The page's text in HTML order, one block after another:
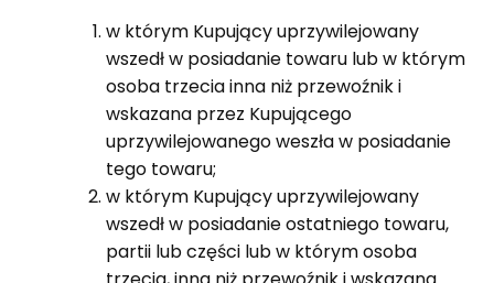
w którym Kupujący uprzywilejowany
wszedł w posiadanie towaru lub w którym
osoba trzecia inna niż przewoźnik i
wskazana przez Kupującego
uprzywilejowanego weszła w posiadanie
tego towaru;
w którym Kupujący uprzywilejowany
wszedł w posiadanie ostatniego towaru,
partii lub części lub w którym osoba